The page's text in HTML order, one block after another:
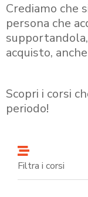
Crediamo che
persona che
acquisto,
Scopri i corsi
periodo!
Filtra i corsi